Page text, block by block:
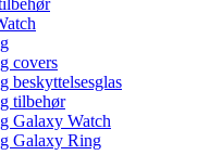
covers
beskyttelsesglas
tilbehør
Galaxy Watch
Galaxy Ring